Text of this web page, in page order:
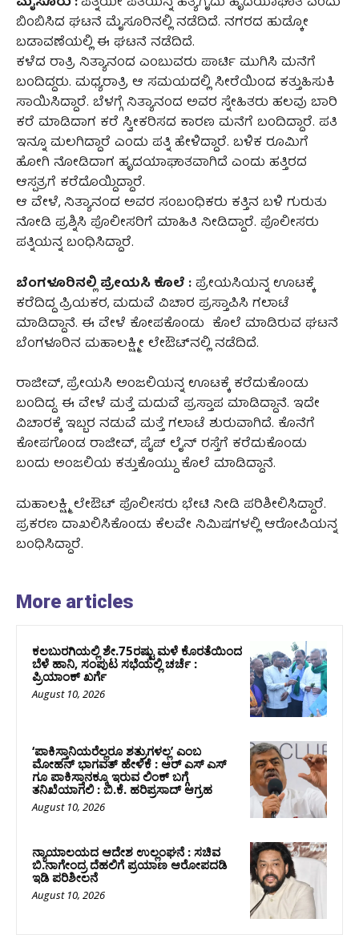
ಬಿಂಬಿಸಿದ ಘಟನೆ ಮೈಸೂರಿನಲ್ಲಿ ನಡೆದಿದೆ. ನಗರದ ಹುಡ್ಕೋ
ಬಡಾವಣೆಯಲ್ಲಿ ಈ ಘಟನೆ ನಡೆದಿದೆ.
ಕಳೆದ ರಾತ್ರಿ ನಿತ್ಯಾನಂದ ಎಂಬುವರು ಪಾರ್ಟಿ ಮುಗಿಸಿ ಮನೆಗೆ
ಬಂದಿದ್ದರು. ಮಧ್ಯರಾತ್ರಿ ಆ ಸಮಯದಲ್ಲಿ ಸೀರೆಯಿಂದ ಕತ್ತುಹಿಸುಕಿ
ಸಾಯಿಸಿದ್ದಾರೆ. ಬೆಳಗ್ಗೆ ನಿತ್ಯಾನಂದ ಅವರ ಸ್ನೇಹಿತರು ಹಲವು ಬಾರಿ
ಕರೆ ಮಾಡಿದಾಗ ಕರೆ ಸ್ವೀಕರಿಸದ ಕಾರಣ ಮನೆಗೆ ಬಂದಿದ್ದಾರೆ. ಪತಿ
ಇನ್ನೂ ಮಲಗಿದ್ದಾರೆ ಎಂದು ಪತ್ನಿ ಹೇಳಿದ್ದಾರೆ. ಬಳಿಕ ರೂಮಿಗೆ
ಹೋಗಿ ನೋಡಿದಾಗ ಹೃದಯಾಘಾತವಾಗಿದೆ ಎಂದು ಹತ್ತಿರದ
ಆಸ್ಪತ್ರಗೆ ಕರೆದೊಯ್ದಿದ್ದಾರೆ.
ಆ ವೇಳೆ, ನಿತ್ಯಾನಂದ ಅವರ ಸಂಬಂಧಿಕರು ಕತ್ತಿನ ಬಳಿ ಗುರುತು
ನೋಡಿ ಪ್ರಶ್ನಿಸಿ ಪೊಲೀಸರಿಗೆ ಮಾಹಿತಿ ನೀಡಿದ್ದಾರೆ. ಪೊಲೀಸರು
ಪತ್ನಿಯನ್ನ ಬಂಧಿಸಿದ್ದಾರೆ.
ಬೆಂಗಳೂರಿನಲ್ಲಿ ಪ್ರೇಯಸಿ ಕೊಲೆ :ಪ್ರೇಯಸಿಯನ್ನ ಊಟಕ್ಕೆ
ಕರೆದಿದ್ದ ಪ್ರಿಯಕರ, ಮದುವೆ ವಿಚಾರ ಪ್ರಸ್ತಾಪಿಸಿ ಗಲಾಟೆ
ಮಾಡಿದ್ದಾನೆ. ಈ ವೇಳೆ ಕೋಪಕೊಂಡು ಕೊಲೆ ಮಾಡಿರುವ ಘಟನೆ
ಬೆಂಗಳೂರಿನ ಮಹಾಲಕ್ಷ್ಮೀ ಲೇಔಟ್‌ನಲ್ಲಿ ನಡೆದಿದೆ.
ರಾಜೀವ್‌, ಪ್ರೇಯಸಿ ಅಂಜಲಿಯನ್ನ ಊಟಕ್ಕೆ ಕರೆದುಕೊಂಡು
ಬಂದಿದ್ದ. ಈ ವೇಳೆ ಮತ್ತೆ ಮದುವೆ ಪ್ರಸ್ತಾಪ ಮಾಡಿದ್ದಾನೆ. ಇದೇ
ವಿಚಾರಕ್ಕೆ ಇಬ್ಬರ ನಡುವೆ ಮತ್ತೆ ಗಲಾಟೆ ಶುರುವಾಗಿದೆ. ಕೊನೆಗೆ
ಕೋಪಗೊಂಡ ರಾಜೀವ್‌, ಪೈಪ್ ಲೈನ್ ರಸ್ತೆಗೆ ಕರೆದುಕೊಂಡು
ಬಂದು ಅಂಜಲಿಯ ಕತ್ತುಕೊಯ್ದು ಕೊಲೆ ಮಾಡಿದ್ದಾನೆ.
ಮಹಾಲಕ್ಷ್ಮಿ ಲೇಔಟ್ ಪೊಲೀಸರು ಭೇಟಿ ನೀಡಿ ಪರಿಶೀಲಿಸಿದ್ದಾರೆ.
ಪ್ರಕರಣ ದಾಖಲಿಸಿಕೊಂಡು ಕೆಲವೇ ನಿಮಿಷಗಳಲ್ಲಿ ಆರೋಪಿಯನ್ನ
ಬಂಧಿಸಿದ್ದಾರೆ.
More articles
ಕಲಬುರಗಿಯಲ್ಲಿ ಶೇ.75ರಷ್ಟು ಮಳೆ ಕೊರತೆಯಿಂದ
ಬೆಳೆ ಹಾನಿ, ಸಂಪುಟ‌ ಸಭೆಯಲ್ಲಿ ಚರ್ಚೆ :
ಪ್ರಿಯಾಂಕ್ ಖರ್ಗೆ
August 10, 2026
‘ಪಾಕಿಸ್ತಾನಿಯರೆಲ್ಲರೂ ಶತ್ರುಗಳಲ್ಲ’ ಎಂಬ
ಮೋಹನ್‌ ಭಾಗವತ್ ಹೇಳಿಕೆ : ಆರ್ ಎಸ್ ಎಸ್
ಗೂ ಪಾಕಿಸ್ತಾನಕ್ಕೂ ಇರುವ ಲಿಂಕ್ ಬಗ್ಗೆ
ತನಿಖೆಯಾಗಲಿ : ಬಿ.ಕೆ. ಹರಿಪ್ರಸಾದ್‌ ಆಗ್ರಹ
August 10, 2026
ನ್ಯಾಯಾಲಯದ ಆದೇಶ ಉಲ್ಲಂಘನೆ : ಸಚಿವ
ಬಿ.ನಾಗೇಂದ್ರ ದೆಹಲಿಗೆ ಪ್ರಯಾಣ ಆರೋಪದಡಿ
ಇಡಿ ಪರಿಶೀಲನೆ
August 10, 2026